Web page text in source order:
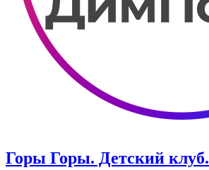
Горы Горы. ​Детский клуб.